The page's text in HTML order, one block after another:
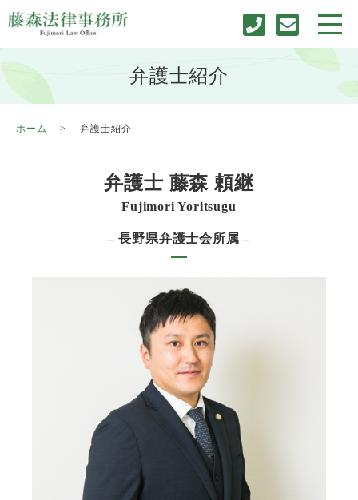
弁護士紹介
ホーム 弁護士紹介
弁護士 藤森 頼継
Fujimori Yoritsugu
– 長野県弁護士会所属 –